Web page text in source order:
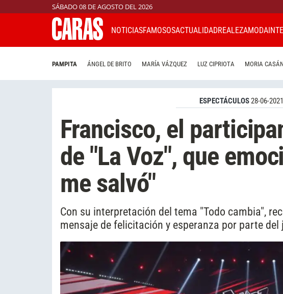
SÁBADO 08 DE AGOSTO DEL 2026
NOTICIASFAMOSOSACTUALIDADREALEZAMODA
PAMPITA ÁNGEL DE BRITO MARÍA VÁZQUEZ LUZ CIPRIOTA MORIA CASÁN
ESPECTÁCULOS28-06-
Francisco, el
de "La Voz", que
me salvó"
Con su interpretación del tema "Todo cambia",
mensaje de felicitación y esperanza por parte del